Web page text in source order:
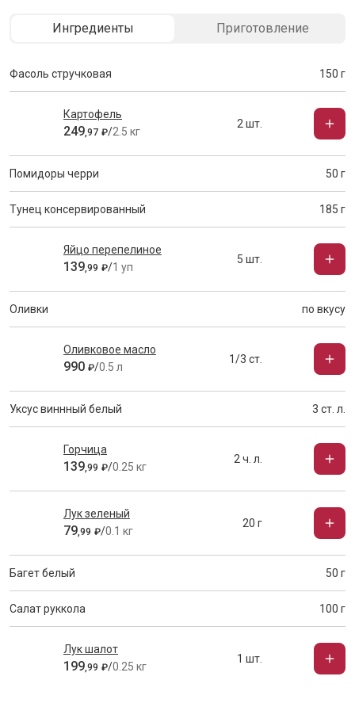
Ингредиенты Приготовление
Фасоль стручковая 150 г
Картофель
249,97 ₽/2.5 кг
2 шт.
Помидоры черри 50 г
Тунец консервированный 185 г
Яйцо перепелиное
139,99 ₽/1 уп
5 шт.
Оливки по вкусу
Оливковое масло
990 ₽/0.5 л
1/3 ст.
Уксус виннный белый 3 ст. л.
Горчица
139,99 ₽/0.25 кг
2 ч. л.
Лук зеленый
79,99 ₽/0.1 кг
20 г
Багет белый 50 г
Салат руккола 100 г
Лук шалот
199,99 ₽/0.25 кг
1 шт.